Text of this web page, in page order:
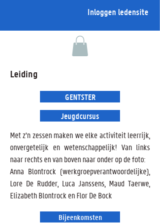
Inloggen ledensite
Leiding
GENTSTER
Jeugdcursus
Met z’n zessen maken we elke activiteit leerrijk,
onvergetelijk en wetenschappelijk! Van links
naar rechts en van boven naar onder op de foto:
Anna Blontrock (werkgroepverantwoordelijke),
Lore De Rudder, Luca Janssens, Maud Taerwe,
Elizabeth Blontrock en Flor De Bock
Bijeenkomsten